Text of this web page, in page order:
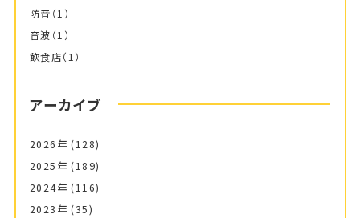
防音 （1）
音波 （1）
飲食店（1）
アーカイブ
2026年 (128)
2025年 (189)
2024年 (116)
2023年 (35)